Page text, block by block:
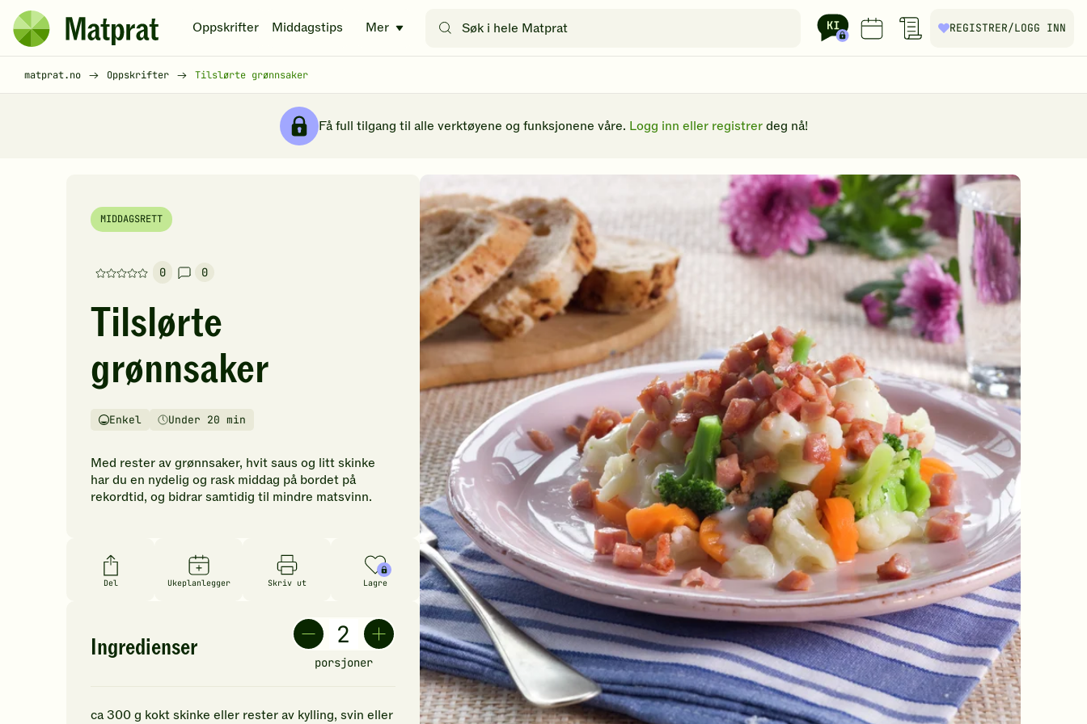
Hopp til hovedinnhold
Matprat
hjemmeside
Oppskrifter Middagstips Mer
etter
REGISTRER/LOGG INN
matprat.no Oppskrifter Tilslørte grønnsaker
Få full tilgang til alle verktøyene og funksjonene våre. Logg inn eller registrer deg nå!
MIDDAGSRETT
0
Denne
har
foreløpig
vurderinger.
Bli
første
å
vurdere
denne
0
Tilslørte
grønnsaker
Vanskelighetsgrad
Enkel
TilberedningstidUnder 20 min
Med rester av grønnsaker, hvit saus og litt skinke
har du en nydelig og rask middag på bordet på
rekordtid, og bidrar samtidig til mindre matsvinn.
Del Ukeplanlegger Skriv ut Lagre
Ingredienser
porsjoner
ca 300g kokt skinke eller rester av kylling, svin eller